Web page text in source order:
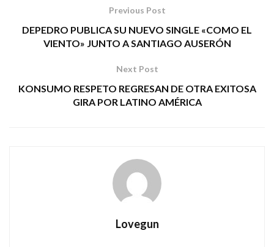
Previous Post
DEPEDRO PUBLICA SU NUEVO SINGLE «COMO EL
VIENTO» JUNTO A SANTIAGO AUSERÓN
Next Post
KONSUMO RESPETO REGRESAN DE OTRA EXITOSA
GIRA POR LATINO AMÉRICA
Lovegun